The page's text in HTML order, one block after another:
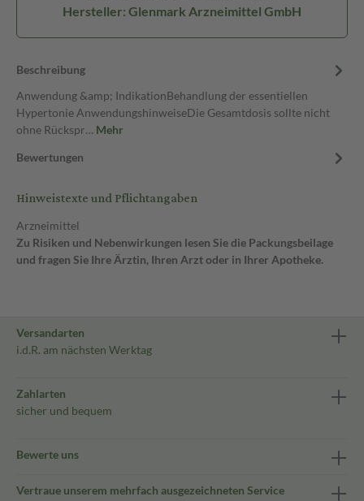
Hersteller: Glenmark Arzneimittel GmbH
Beschreibung
Anwendung &amp; IndikationBehandlung der essentiellen
Hypertonie AnwendungshinweiseDie Gesamtdosis sollte nicht
ohne Rückspr… Mehr
Bewertungen
Hinweistexte und Pflichtangaben
Arzneimittel
Zu Risiken und Nebenwirkungen lesen Sie die Packungsbeilage
und fragen Sie Ihre Ärztin, Ihren Arzt oder in Ihrer Apotheke.
Versandarten
i.d.R. am nächsten Werktag
Zahlarten
sicher und bequem
Bewerte uns
Vertraue unserem mehrfach ausgezeichneten Service